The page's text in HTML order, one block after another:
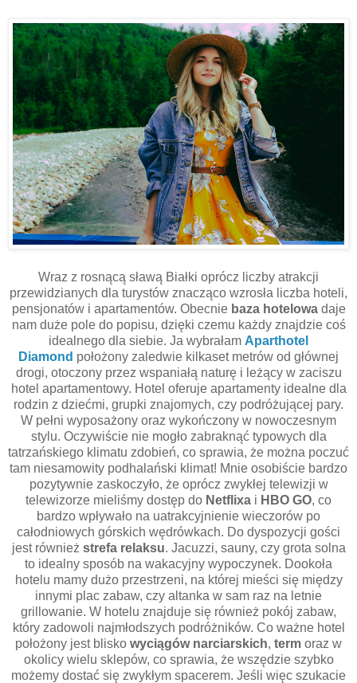
Wraz z rosnącą sławą Białki oprócz liczby atrakcji
przewidzianych dla turystów znacząco wzrosła liczba hoteli,
pensjonatów i apartamentów. Obecnie baza hotelowadaje
nam duże pole do popisu, dzięki czemu każdy znajdzie coś
idealnego dla siebie. Ja wybrałam Aparthotel
Diamond położony zaledwie kilkaset metrów od głównej
drogi, otoczony przez wspaniałą naturę i leżący w zaciszu
hotel apartamentowy. Hotel oferuje apartamenty idealne dla
rodzin z dziećmi, grupki znajomych, czy podróżującej pary.
W pełni wyposażony oraz wykończony w nowoczesnym
stylu. Oczywiście nie mogło zabraknąć typowych dla
tatrzańskiego klimatu zdobień, co sprawia, że można poczuć
tam niesamowity podhalański klimat! Mnie osobiście bardzo
pozytywnie zaskoczyło, że oprócz zwykłej telewizji w
telewizorze mieliśmy dostęp do Netflixa i HBO GO, co
bardzo wpływało na uatrakcyjnienie wieczorów po
całodniowych górskich wędrówkach. Do dyspozycji gości
jest również strefa relaksu. Jacuzzi, sauny, czy grota solna
to idealny sposób na wakacyjny wypoczynek. Dookoła
hotelu mamy dużo przestrzeni, na której mieści się między
innymi plac zabaw, czy altanka w sam raz na letnie
grillowanie. W hotelu znajduje się również pokój zabaw,
który zadowoli najmłodszych podróżników. Co ważne hotel
położony jest blisko wyciągów narciarskich, term oraz w
okolicy wielu sklepów, co sprawia, że wszędzie szybko
możemy dostać się zwykłym spacerem. Jeśli więc szukacie